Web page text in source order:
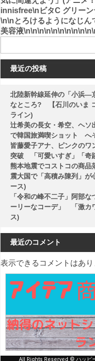
稿
ナ
ビ
ゲ
ー
ョ
ン
innisfree\nビタC グリー
\n\nとろけるようになじん
美容液
最近の投稿
北陸新幹線延伸の「小浜―
なところ? 【石川のいま
ライン)
辻希美の長女・希空、ヘソ
で韓国旅満喫ショット へ
皆藤愛子アナ、ピンクの
突破 「可愛いすぎ」「奇
熊本地震でコストコの商
震大国で「高積み陳列」
ース)
「令和の峰不二子」阿部
ーリーなコーデ」 「激カ
ス)
最近のコメント
表示できるコメントはあり
All Rights Reserved © ハッピ